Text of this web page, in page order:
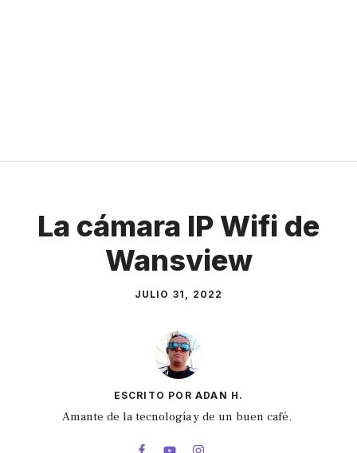
La cámara IP Wifi de
Wansview
JULIO 31, 2022
ESCRITO POR ADAN H.
Amante de la tecnología y de un buen café.